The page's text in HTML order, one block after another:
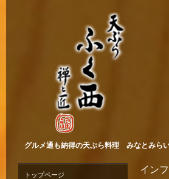
グルメ通も納得の天ぷら料理 みなとみら
イン
トップページ